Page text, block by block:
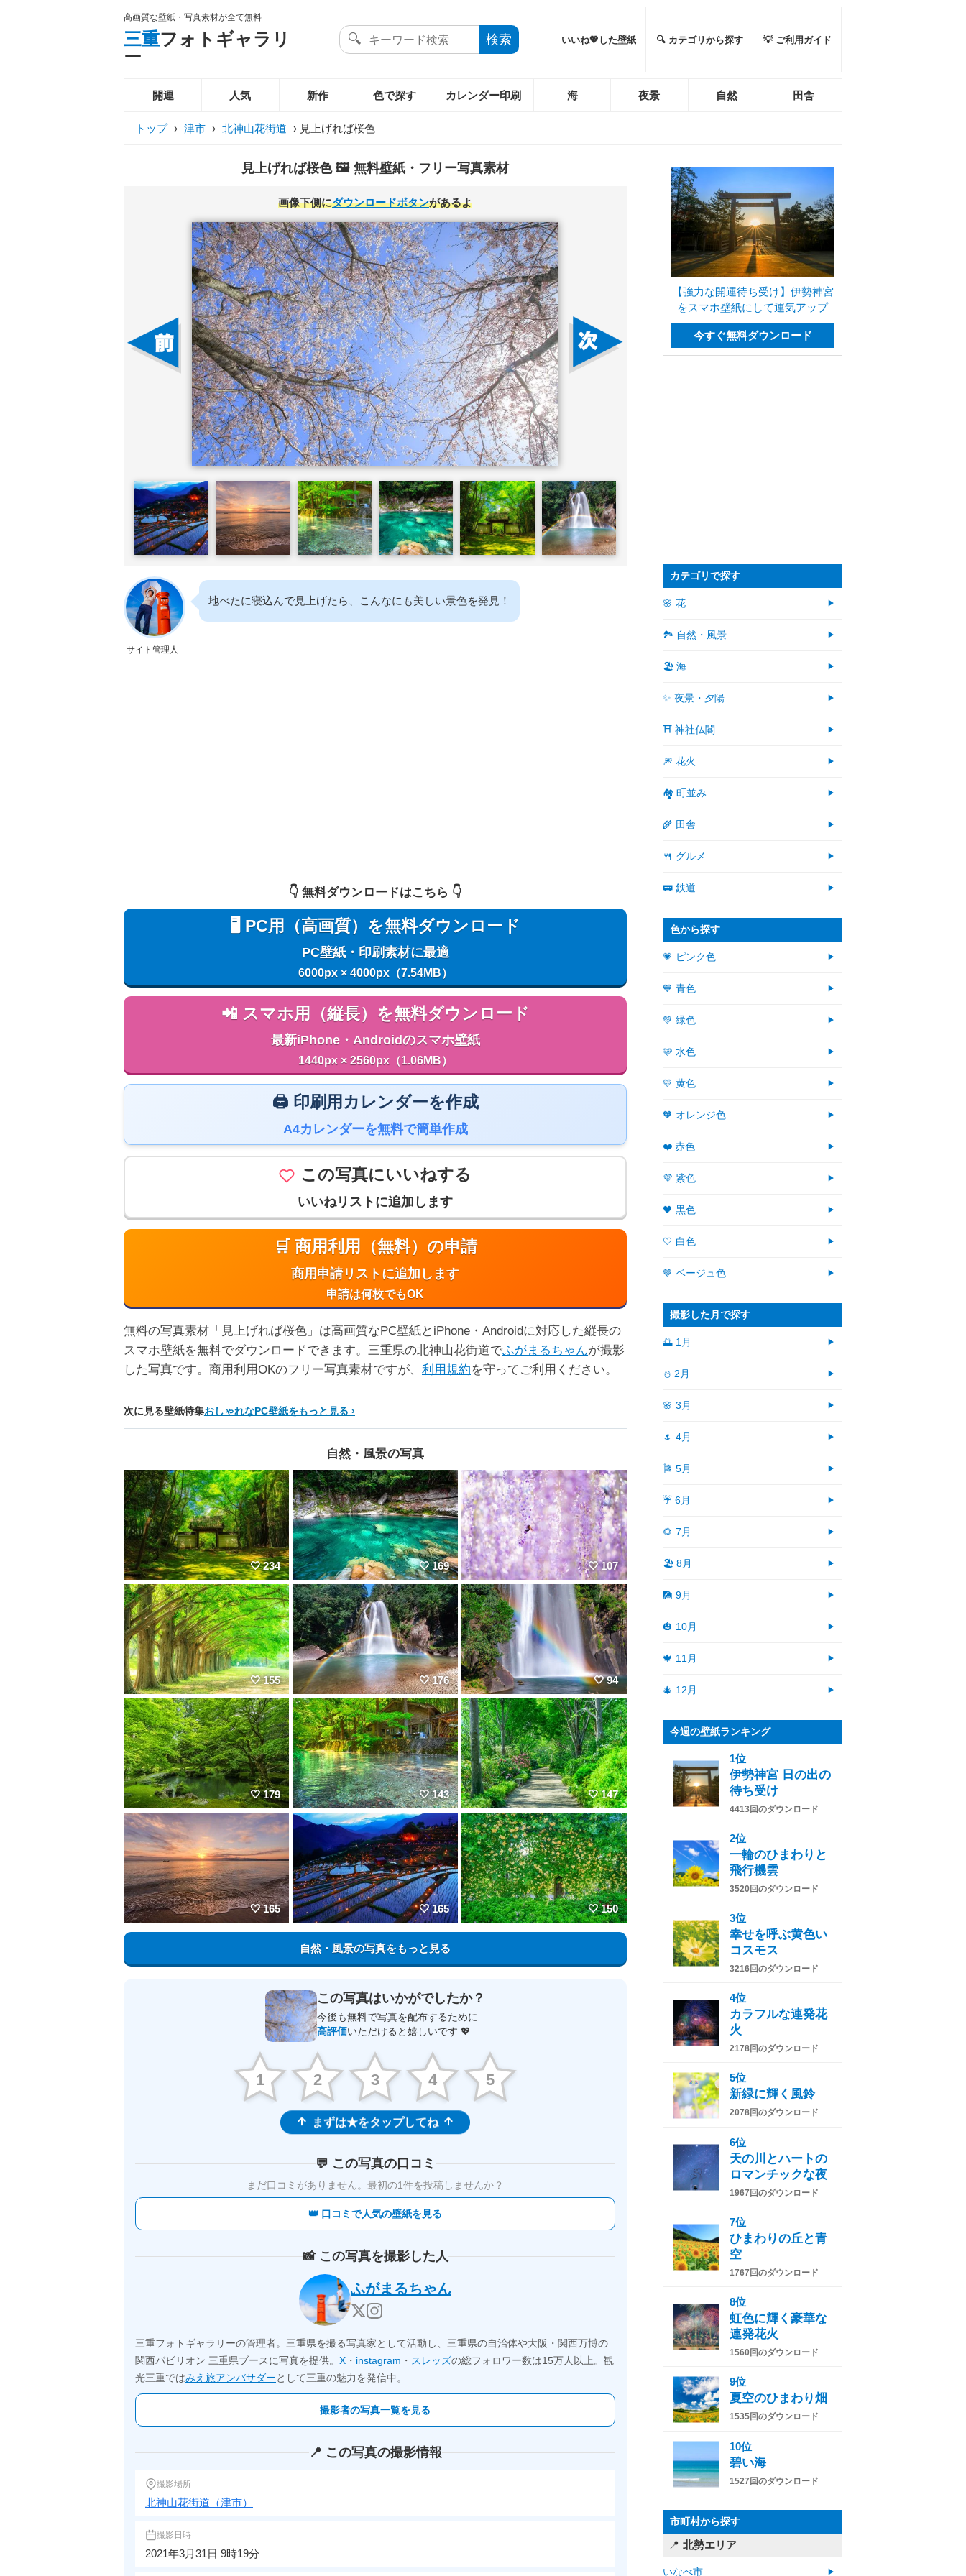
高画質な壁紙・写真素材が全て無料
三重フォトギャラリ
ー
いいね💖した壁紙 🔍 カテゴリから探す 💡 ご利用ガイド
開運 人気 新作 色で探す カレンダー印刷 海 夜景 自然 田舎
トップ › 津市 › 北神山花街道 › 見上げれば桜色
見上げれば桜色 🖼️ 無料壁紙・フリー写真素材
画像下側にダウンロードボタンがあるよ
サイト管理人
地べたに寝込んで見上げたら、こんなにも美しい景色を発見！
👇️ 無料ダウンロードはこちら 👇️
🖥️ PC用（高画質）を無料ダウンロード
PC壁紙・印刷素材に最適
6000px × 4000px（7.54MB）
📲 スマホ用（縦長）を無料ダウンロード
最新iPhone・Androidのスマホ壁紙
1440px × 2560px（1.06MB）
🖨️ 印刷用カレンダーを作成
A4カレンダーを無料で簡単作成
この写真にいいねする
いいねリストに追加します
🛒 商用利用（無料）の申請
商用申請リストに追加します
申請は何枚でもOK
無料の写真素材「見上げれば桜色」は高画質なPC壁紙とiPhone・Androidに対応した縦長の
スマホ壁紙を無料でダウンロードできます。三重県の北神山花街道でふがまるちゃんが撮影
した写真です。商用利用OKのフリー写真素材ですが、 利用規約を守ってご利用ください。
次に見る壁紙特集おしゃれなPC壁紙をもっと見る
自然・風景の写真
234 169 107
155 176 94
179 143 147
165 165 150
自然・風景の写真をもっと見る
この写真はいかがでしたか？
今後も無料で写真を配布するために
高評価いただけると嬉しいです 💖
1 2 3 4 5
まずは★をタップしてね
💬 この写真の口コミ
まだ口コミがありません。 最初の1件を投稿しませんか？
👑 口コミで人気の壁紙を見る
📸 この写真を撮影した人
ふがまるちゃん
三重フォトギャラリーの管理者。三重県を撮る写真家として活動し、三重県の自治体や大阪・関西万博の
関西パビリオン 三重県ブースに写真を提供。 X ・ instagram ・ スレッズの総フォロワー数は15万人以上。観
光三重ではみえ旅アンバサダーとして三重の魅力を発信中。
撮影者の写真一覧を見る
📍 この写真の撮影情報
撮影場所
北神山花街道（津市）
撮影日時
2021年3月31日 9時19分
【強力な開運待ち受け】伊勢神宮
をスマホ壁紙にして運気アップ
今すぐ無料ダウンロード
カテゴリで探す
🌸 花
🏞️ 自然・風景
🏖 海
✨ 夜景・夕陽
⛩ 神社仏閣
🎆 花火
🏘 町並み
🌾 田舎
🍴 グルメ
🚃 鉄道
色から探す
💗 ピンク色
💙 青色
💚 緑色
🩵 水色
💛 黄色
🧡 オレンジ色
❤️ 赤色
💜 紫色
🖤 黒色
🤍 白色
🤎 ベージュ色
撮影した月で探す
🌅 1月
⛄ 2月
🌸 3月
🌷 4月
🎏 5月
☔ 6月
🌻 7月
🏖 8月
🎑 9月
🎃 10月
🍁 11月
🎄 12月
今週の壁紙ランキング
1位
伊勢神宮 日の出の
待ち受け
4413回のダウンロード
2位
一輪のひまわりと
飛行機雲
3520回のダウンロード
3位
幸せを呼ぶ黄色い
コスモス
3216回のダウンロード
4位
カラフルな連発花
火
2178回のダウンロード
5位
新緑に輝く風鈴
2078回のダウンロード
6位
天の川とハートの
ロマンチックな夜
1967回のダウンロード
7位
ひまわりの丘と青
空
1767回のダウンロード
8位
虹色に輝く豪華な
連発花火
1560回のダウンロード
9位
夏空のひまわり畑
1535回のダウンロード
10位
碧い海
1527回のダウンロード
市町村から探す
北勢エリア
いなべ市